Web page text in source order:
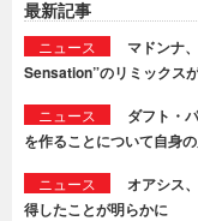
最新記事
ニュース
マドンナ
Sensation”のリミックス
ニュース
ダフト・
を作ることについて自身
ニュース
オアシス
得したことが明らかに